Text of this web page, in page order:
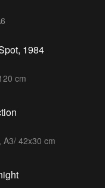
1984
cm
A3/ 42x30 cm